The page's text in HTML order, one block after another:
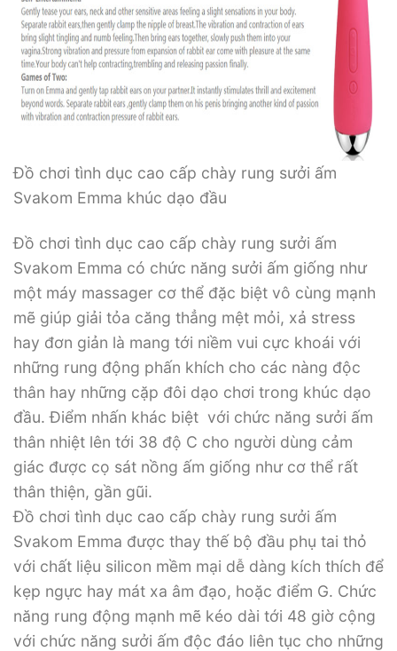
Đồ chơi tình dục cao cấp chày rung sưởi ấm
Svakom Emma khúc dạo đầu
Đồ chơi tình dục cao cấp chày rung sưởi ấm
Svakom Emma có chức năng sưởi ấm giống như
một máy massager cơ thể đặc biệt vô cùng mạnh
mẽ giúp giải tỏa căng thẳng mệt mỏi, xả stress
hay đơn giản là mang tới niềm vui cực khoái với
những rung động phấn khích cho các nàng độc
thân hay những cặp đôi dạo chơi trong khúc dạo
đầu. Điểm nhấn khác biệt với chức năng sưởi ấm
thân nhiệt lên tới 38 độ C cho người dùng cảm
giác được cọ sát nồng ấm giống như cơ thể rất
thân thiện, gần gũi.
Đồ chơi tình dục cao cấp chày rung sưởi ấm
Svakom Emma được thay thế bộ đầu phụ tai thỏ
với chất liệu silicon mềm mại dễ dàng kích thích để
kẹp ngực hay mát xa âm đạo, hoặc điểm G. Chức
năng rung động mạnh mẽ kéo dài tới 48 giờ cộng
với chức năng sưởi ấm độc đáo liên tục cho những